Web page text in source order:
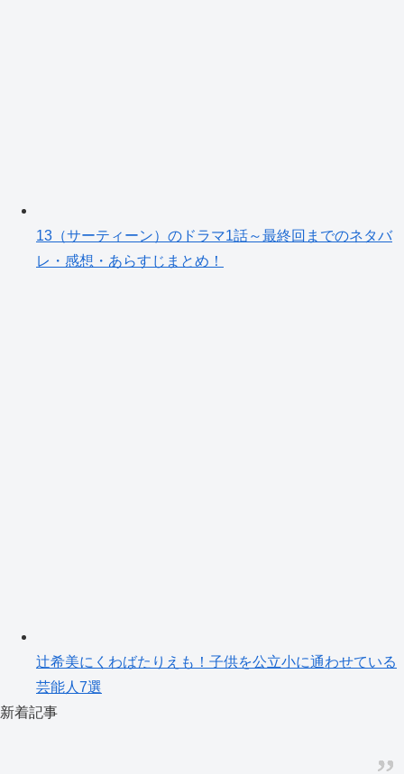
13（サーティーン）のドラマ1話～最終回までのネタバ
レ・感想・あらすじまとめ！
辻希美にくわばたりえも！子供を公立小に通わせている
芸能人7選
新着記事